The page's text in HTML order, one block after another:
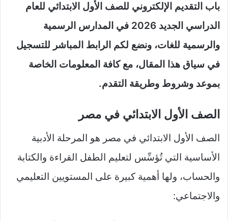
باب التقديم الإلكتروني للصف الأول الابتدائي للعام
الدراسي الجديد 2026 في المدارس الرسمية
والرسمية للغات، ونضع لكم الرابط المباشر للتسجيل
في سياق هذا المقال، مع كافة المعلومات الخاصة
بموعد وشروط وطريقة التقدم.
الصف الأول الابتدائي في مصر
الصف الأول الابتدائي في مصر هو المرحلة الأدبية
الأساسية التي تُؤسِّس لتعليم الطفل القراءة والكتابة
والحساب، ولها أهمية كبيرة على المستويين التعليمي
والاجتماعي: